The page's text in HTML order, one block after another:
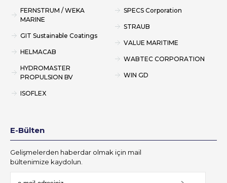
FERNSTRUM / WEKA
MARINE
GIT Sustainable Coatings
HELMACAB
HYDROMASTER
PROPULSION BV
ISOFLEX
SPECS Corporation
STRAUB
VALUE MARITIME
WABTEC CORPORATION
WIN GD
E-Bülten
Gelişmelerden haberdar olmak için mail
bültenimize kaydolun.